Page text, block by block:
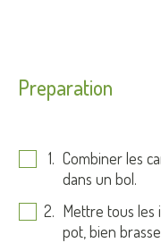
Preparation
Combiner les
dans un bol.
Mettre tous les
pot, bien